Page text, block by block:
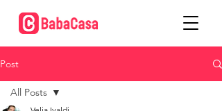
Post
All Posts